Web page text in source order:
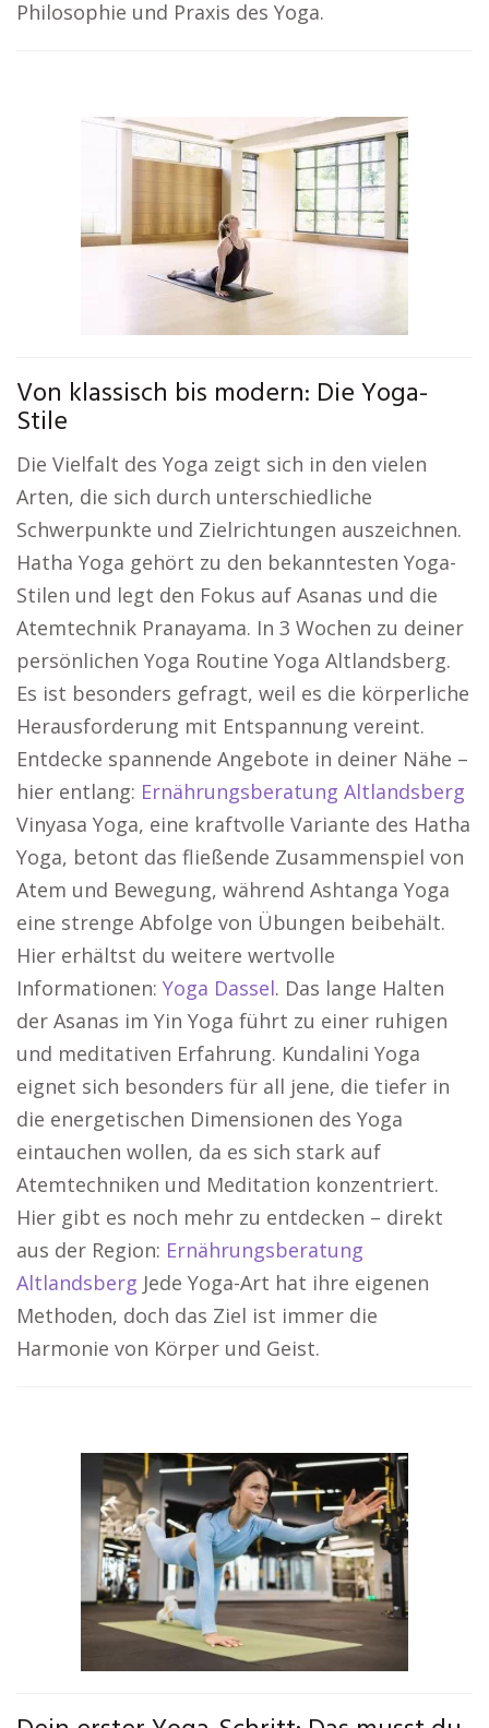
Philosophie und Praxis des Yoga.
Von klassisch bis modern: Die Yoga-
Stile
Die Vielfalt des Yoga zeigt sich in den vielen
Arten, die sich durch unterschiedliche
Schwerpunkte und Zielrichtungen auszeichnen.
Hatha Yoga gehört zu den bekanntesten Yoga-
Stilen und legt den Fokus auf Asanas und die
Atemtechnik Pranayama. In 3 Wochen zu deiner
persönlichen Yoga Routine Yoga Altlandsberg.
Es ist besonders gefragt, weil es die körperliche
Herausforderung mit Entspannung vereint.
Entdecke spannende Angebote in deiner Nähe –
hier entlang: Ernährungsberatung Altlandsberg
Vinyasa Yoga, eine kraftvolle Variante des Hatha
Yoga, betont das fließende Zusammenspiel von
Atem und Bewegung, während Ashtanga Yoga
eine strenge Abfolge von Übungen beibehält.
Hier erhältst du weitere wertvolle
Informationen: Yoga Dassel. Das lange Halten
der Asanas im Yin Yoga führt zu einer ruhigen
und meditativen Erfahrung. Kundalini Yoga
eignet sich besonders für all jene, die tiefer in
die energetischen Dimensionen des Yoga
eintauchen wollen, da es sich stark auf
Atemtechniken und Meditation konzentriert.
Hier gibt es noch mehr zu entdecken – direkt
aus der Region: Ernährungsberatung
Altlandsberg Jede Yoga-Art hat ihre eigenen
Methoden, doch das Ziel ist immer die
Harmonie von Körper und Geist.